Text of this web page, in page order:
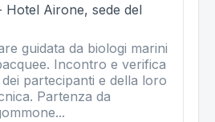
Airone, sede del
guidata da biologi marini
Incontro e verifica
partecipanti e della loro
Partenza da